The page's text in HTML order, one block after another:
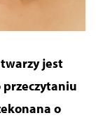
jest
przeczytaniu
o